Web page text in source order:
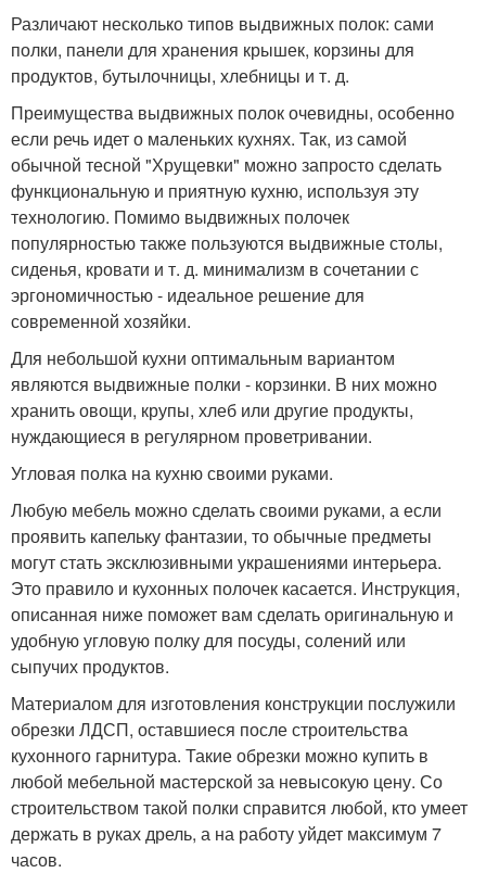
Различают несколько типов выдвижных полок: сами
полки, панели для хранения крышек, корзины для
продуктов, бутылочницы, хлебницы и т. д.
Преимущества выдвижных полок очевидны, особенно
если речь идет о маленьких кухнях. Так, из самой
обычной тесной "Хрущевки" можно запросто сделать
функциональную и приятную кухню, используя эту
технологию. Помимо выдвижных полочек
популярностью также пользуются выдвижные столы,
сиденья, кровати и т. д. минимализм в сочетании с
эргономичностью - идеальное решение для
современной хозяйки.
Для небольшой кухни оптимальным вариантом
являются выдвижные полки - корзинки. В них можно
хранить овощи, крупы, хлеб или другие продукты,
нуждающиеся в регулярном проветривании.
Угловая полка на кухню своими руками.
Любую мебель можно сделать своими руками, а если
проявить капельку фантазии, то обычные предметы
могут стать эксклюзивными украшениями интерьера.
Это правило и кухонных полочек касается. Инструкция,
описанная ниже поможет вам сделать оригинальную и
удобную угловую полку для посуды, солений или
сыпучих продуктов.
Материалом для изготовления конструкции послужили
обрезки ЛДСП, оставшиеся после строительства
кухонного гарнитура. Такие обрезки можно купить в
любой мебельной мастерской за невысокую цену. Со
строительством такой полки справится любой, кто умеет
держать в руках дрель, а на работу уйдет максимум 7
часов.